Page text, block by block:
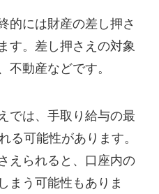
的には財産の差し押さ
す。差し押さえの対象
不動産などです。
では、手取り給与の最
る可能性があります。
えられると、口座内の
まう可能性もありま